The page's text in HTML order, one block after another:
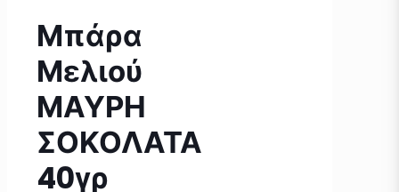
Μπάρα
Μελιού
ΜΑΥΡΗ
ΣΟΚΟΛΑΤΑ
40γρ